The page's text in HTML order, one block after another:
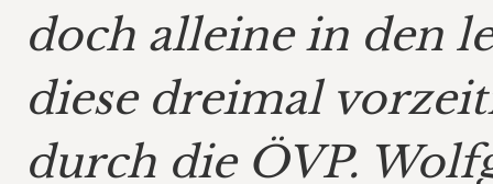
doch alleine in den
diese dreimal
durch die ÖVP.